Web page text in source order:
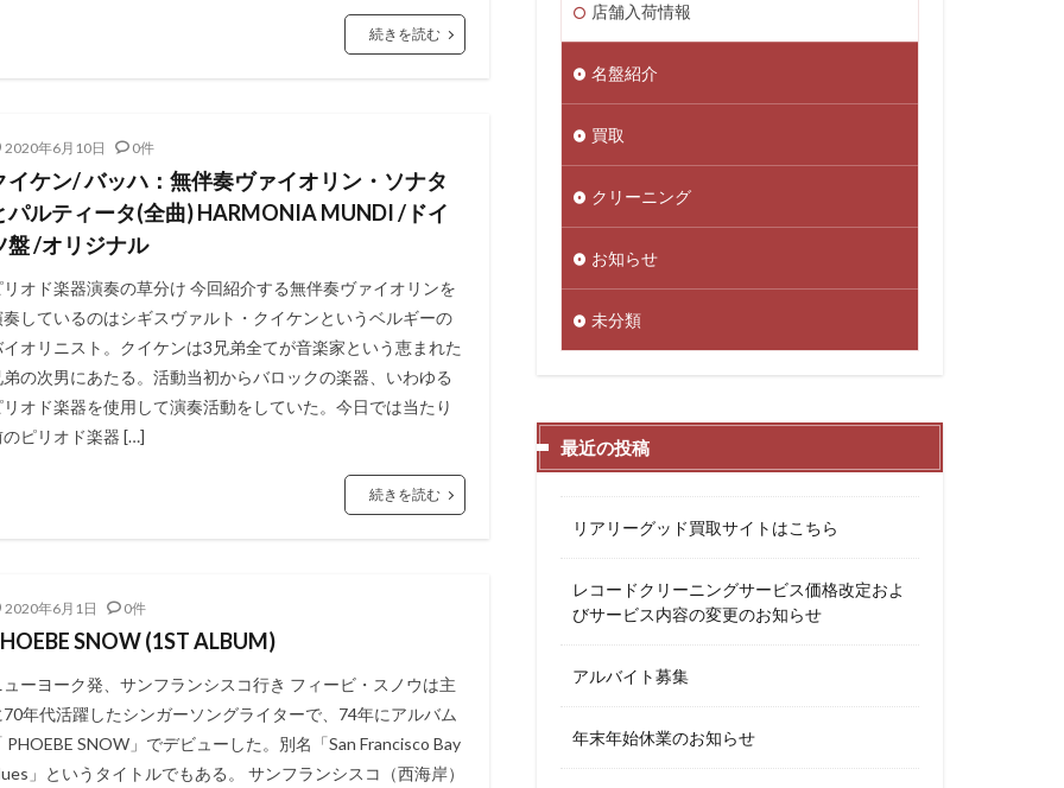
続きを読む
2020年6月10日 0件
イケン/ バッハ：無伴奏ヴァイオリン・ソナタ
パルティータ(全曲) HARMONIA MUNDI /ドイ
盤 /オリジナル
リオド楽器演奏の草分け 今回紹介する無伴奏ヴァイオリンを
奏しているのはシギスヴァルト・クイケンというベルギーの
イオリニスト。クイケンは3兄弟全てが音楽家という恵まれた
弟の次男にあたる。活動当初からバロックの楽器、いわゆる
リオド楽器を使用して演奏活動をしていた。今日では当たり
のピリオド楽器 […]
続きを読む
2020年6月1日 0件
SNOW (1ST ALBUM)
ューヨーク発、サンフランシスコ行き フィービ・スノウは主
70年代活躍したシンガーソングライターで、74年にアルバム
PHOEBE SNOW」でデビューした。別名「San Francisco Bay
」というタイトルでもある。 サンフランシスコ（西海岸）
店舗入荷情報
名盤紹介
買取
クリーニング
お知らせ
未分類
最近の投稿
リアリーグッド買取サイトはこちら
レコードクリーニングサービス価格改定およ
びサービス内容の変更のお知らせ
アルバイト募集
年末年始休業のお知らせ